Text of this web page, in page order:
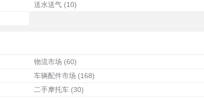
送水送气 (10)
物流市场 (60)
车辆配件市场 (168)
二手摩托车 (30)